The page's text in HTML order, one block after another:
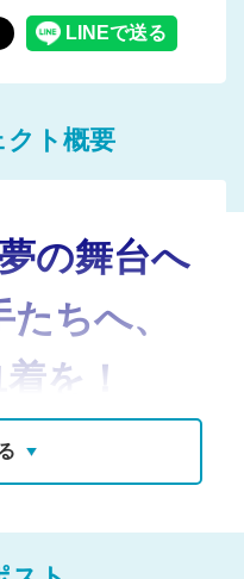
クト概要
の舞台へ
ちへ、
を！